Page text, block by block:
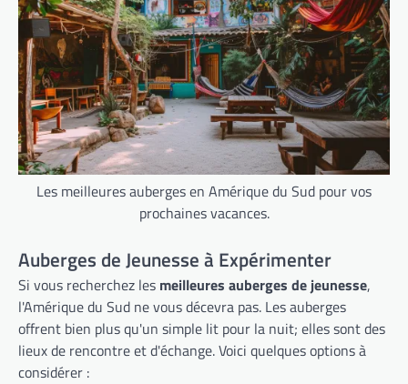
Les meilleures auberges en Amérique du Sud pour vos
prochaines vacances.
Auberges de Jeunesse à Expérimenter
Si vous recherchez les meilleures auberges de jeunesse,
l'Amérique du Sud ne vous décevra pas. Les auberges
offrent bien plus qu'un simple lit pour la nuit; elles sont des
lieux de rencontre et d'échange. Voici quelques options à
considérer :